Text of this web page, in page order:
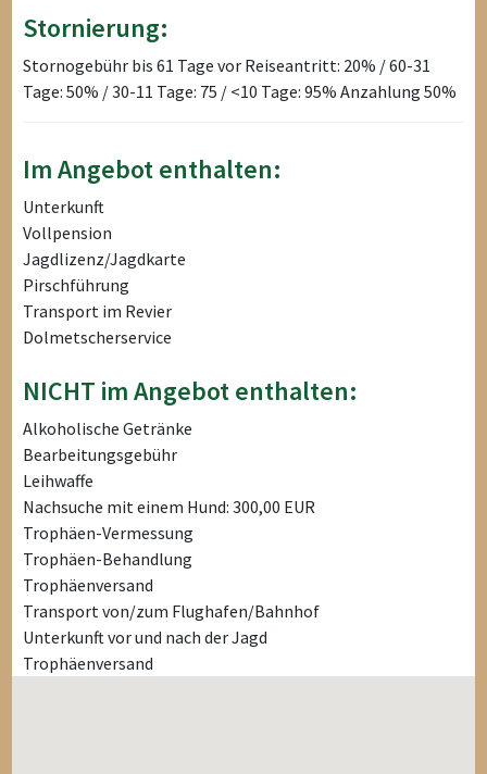
Stornierung:
Stornogebühr bis 61 Tage vor Reiseantritt: 20% / 60-31
Tage: 50% / 30-11 Tage: 75 / <10 Tage: 95% Anzahlung 50%
Im Angebot enthalten:
Unterkunft
Vollpension
Jagdlizenz/Jagdkarte
Pirschführung
Transport im Revier
Dolmetscherservice
NICHT im Angebot enthalten:
Alkoholische Getränke
Bearbeitungsgebühr
Leihwaffe
Nachsuche mit einem Hund: 300,00 EUR
Trophäen-Vermessung
Trophäen-Behandlung
Trophäenversand
Transport von/zum Flughafen/Bahnhof
Unterkunft vor und nach der Jagd
Trophäenversand